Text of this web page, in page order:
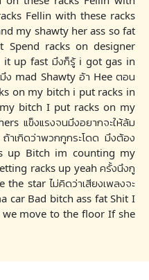
Fellin with these racks
my shawty her ass so fat
Spend racks on designer
it up fast มึงก็รู้ i got gas in
ง mad Shawty อ้า Hee ตอน
on my bitch i put racks in
bitch I put racks on my
แข็งแรงจนมึงอยากจะให้ล้ม
เกิดว่าพวกกูกระโดด มึงต้อง
up Bitch im counting my
racks up yeah ครั้งนึงกู
the star ไม่คิดว่าเสียงเพลงจะ
car Bad bitch ass fat Shit I
move to the floor If she